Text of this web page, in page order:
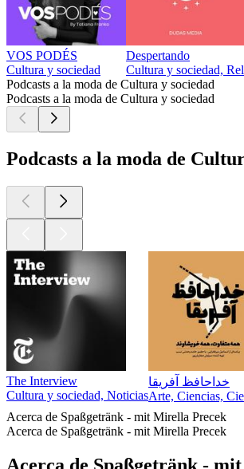
VOS PODÉS
Cultura y sociedad
Despertando
Cultura y sociedad,
Podcasts a la moda de Cultura y sociedad
Podcasts a la moda de Cultura y sociedad
Podcasts a la moda de
The Interview
Cultura y sociedad, Noticias
خداحافظ آفریقا
Arte, Ciencias,
Acerca de Spaßgetränk - mit Mirella Precek
Acerca de Spaßgetränk - mit Mirella Precek